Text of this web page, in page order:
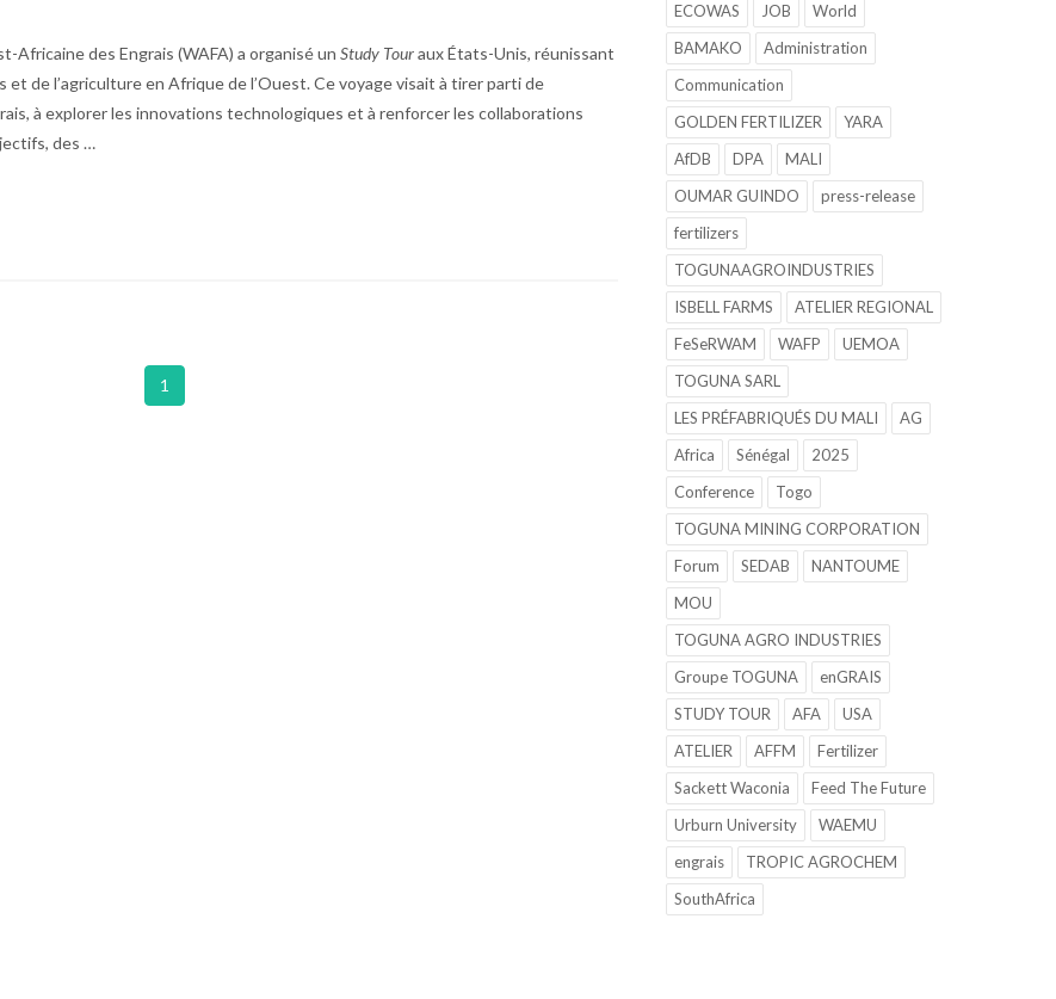
Africaine des Engrais (WAFA) a organisé un Study Touraux États-Unis, réunissant
de l’agriculture en Afrique de l’Ouest. Ce voyage visait à tirer parti de
à explorer les innovations technologiques et à renforcer les collaborations
des …
1
ECOWAS
JOB
World
BAMAKO
Administration
Communication
GOLDEN FERTILIZER
YARA
AfDB
DPA
MALI
OUMAR GUINDO
press-release
fertilizers
TOGUNAAGROINDUSTRIES
ISBELL FARMS
ATELIER REGIONAL
FeSeRWAM
WAFP
UEMOA
TOGUNA SARL
LES PRÉFABRIQUÉS DU MALI
AG
Africa
Sénégal
2025
Conference
Togo
TOGUNA MINING CORPORATION
Forum
SEDAB
NANTOUME
MOU
TOGUNA AGRO INDUSTRIES
Groupe TOGUNA
enGRAIS
STUDY TOUR
AFA
USA
ATELIER
AFFM
Fertilizer
Sackett Waconia
Feed The Future
Urburn University
WAEMU
engrais
TROPIC AGROCHEM
SouthAfrica